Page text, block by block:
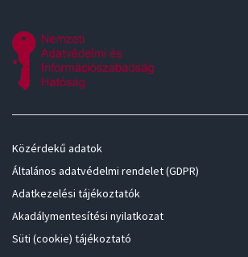
Közérdekű adatok
Általános adatvédelmi rendelet (GDPR)
Adatkezelési tájékoztatók
Akadálymentesítési nyilatkozat
Süti (cookie) tájékoztató